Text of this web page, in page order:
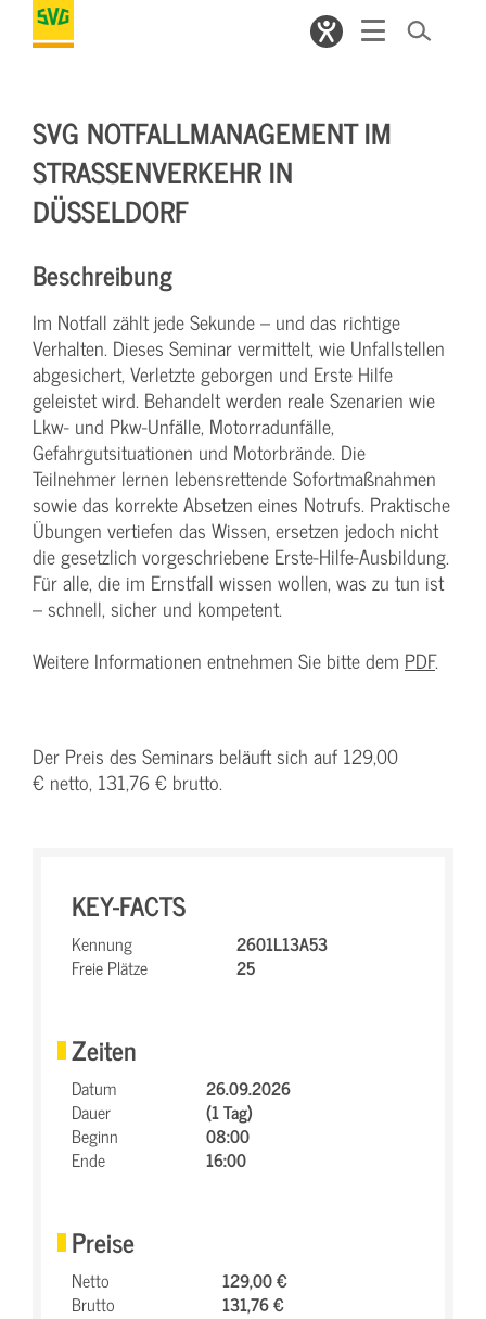
SVG NOTFALLMANAGEMENT IM
STRASSENVERKEHR IN D
ÜSSELDORF
Beschreibung
Im Notfall zählt jede Sekunde – und das richtige
Verhalten. Dieses Seminar vermittelt, wie Unfallstellen
abgesichert, Verletzte geborgen und Erste Hilfe
geleistet wird. Behandelt werden reale Szenarien wie
Lkw- und Pkw-Unfälle, Motorradunfälle,
Gefahrgutsituationen und Motorbrände. Die
Teilnehmer lernen lebensrettende Sofortmaßnahmen
sowie das korrekte Absetzen eines Notrufs. Praktische
Übungen vertiefen das Wissen, ersetzen jedoch nicht
die gesetzlich vorgeschriebene Erste-Hilfe-Ausbildung.
Für alle, die im Ernstfall wissen wollen, was zu tun ist
– schnell, sicher und kompetent.
Weitere Informationen entnehmen Sie bitte dem PDF.
Der Preis des Seminars beläuft sich auf 129,00
€ netto, 131,76 € brutto.
KEY-FACTS
Kennung
2601L13A53
Freie Plätze
25
Zeiten
Datum
26.09.2026
Dauer
(1 Tag)
Beginn
08:00
Ende
16:00
Preise
Netto
129,00 €
Brutto
131,76 €